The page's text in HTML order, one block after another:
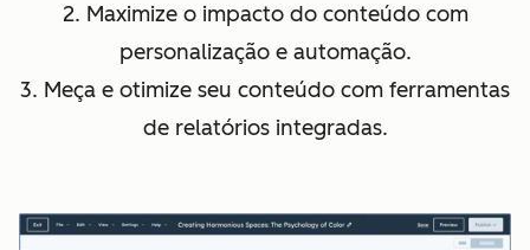
2. Maximize o impacto do conteúdo com
personalização e automação.
3. Meça e otimize seu conteúdo com ferramentas
de relatórios integradas.